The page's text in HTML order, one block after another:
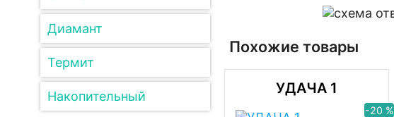
Диамант
Термит
Накопительный
Похожие товары
УДАЧА 1
-20 %